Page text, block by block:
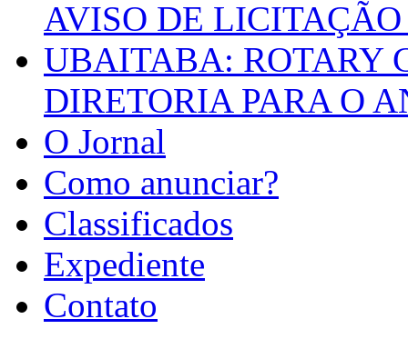
AVISO DE LICITAÇÃO
UBAITABA: ROTARY
DIRETORIA PARA O
O Jornal
Como anunciar?
Classificados
Expediente
Contato